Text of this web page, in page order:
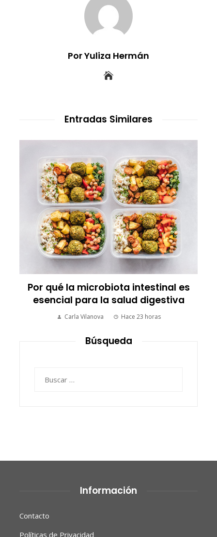
Por Yuliza Hermán
Entradas Similares
Los 10 animales con sentidos que
transforman la forma de percibir el
mundo
Carla Vilanova Hace 2 días
Búsqueda
Información
Contacto
Políticas de Privacidad